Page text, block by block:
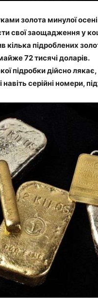
золота минулої
свої заощадження у
підроблених
72 тисячі доларів.
підробки дійсно
серійні номери,